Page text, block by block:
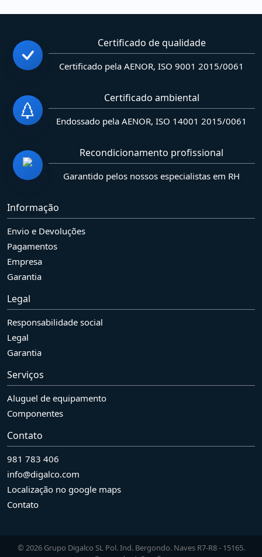
Certificado de qualidade
Certificado pela AENOR, ISO 9001 2015/0061
Certificado ambiental
Endossado pela AENOR, ISO 14001 2015/0061
Recondicionamento profissional
Garantido pelos nossos especialistas em RH
Informação
Envio e Devoluções
Pagamentos
Empresa
Garantia
Legal
Responsabilidade social
Legal
Garantia
Serviços
Aluguel de equipamento
Componentes
Contato
981 783 406
info@digalco.com
Localização no google maps
Contato
© 2026 Grupo Digalco SL Pol. Ind. Bergondo. Naves R7-R8 - 15165.